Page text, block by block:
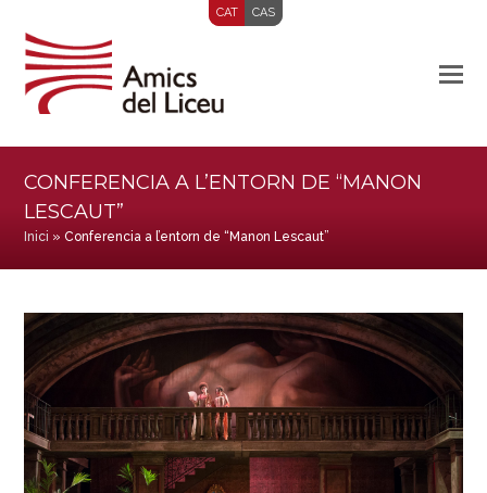
CAT CAS
CONFERENCIA A L’ENTORN DE “MANON
LESCAUT”
Inici »Conferencia a l’entorn de “Manon Lescaut”